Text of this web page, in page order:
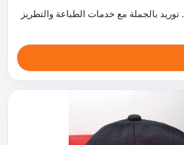
الخامة: stretch twill. توريد بالجملة مع خدمات الطباعة والتطريز